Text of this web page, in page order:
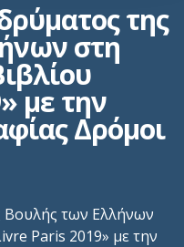
της
στη
με την
Δρόμοι
Βουλής των Ελλήνων
Paris 2019» με την